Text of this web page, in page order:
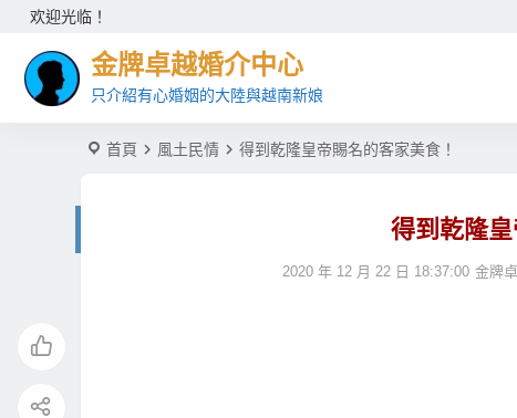
欢迎光临！
金牌卓越婚介中心
只介紹有心婚姻的大陸與越南新娘
首頁 風土民情 得到乾隆皇帝賜名的客家美食！
得到乾隆皇
2020 年 12 月 22 日 18:37:00 金牌